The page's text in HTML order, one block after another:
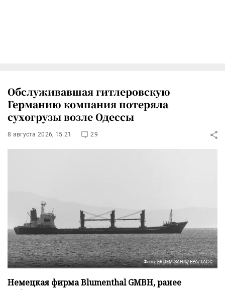
Обслуживавшая гитлеровскую
Германию компания потеряла
сухогрузы возле Одессы
8 августа 2026, 15:21 29
Фото: ERDEM SAHIN/EPA/ТАСС
Немецкая фирма Blumenthal GMBH, ранее